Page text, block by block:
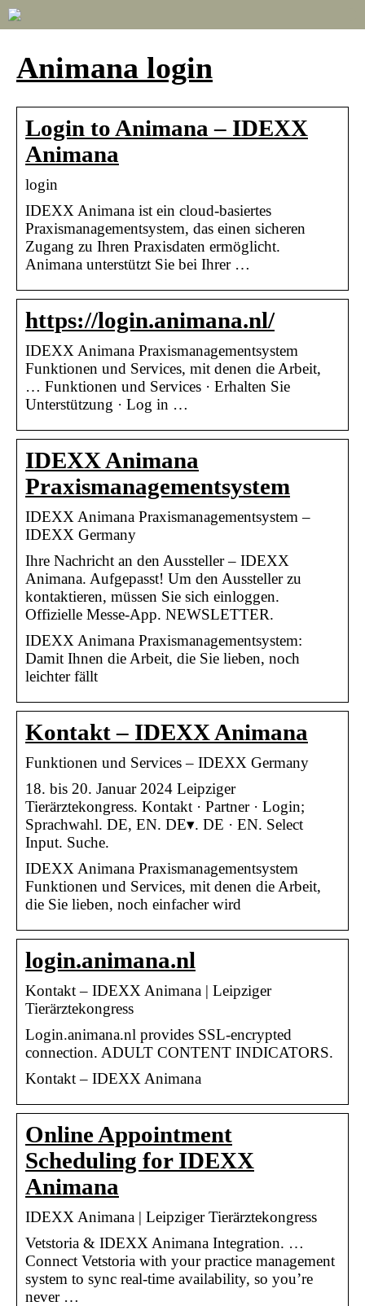
Animana login
Login to Animana – IDEXX
Animana
login
IDEXX Animana ist ein cloud-basiertes
Praxismanagementsystem, das einen sicheren
Zugang zu Ihren Praxisdaten ermöglicht.
Animana unterstützt Sie bei Ihrer …
https://login.animana.nl/
IDEXX Animana Praxismanagementsystem
Funktionen und Services, mit denen die Arbeit,
… Funktionen und Services · Erhalten Sie
Unterstützung · Log in …
IDEXX Animana
Praxismanagementsystem
IDEXX Animana Praxismanagementsystem –
IDEXX Germany
Ihre Nachricht an den Aussteller – IDEXX
Animana. Aufgepasst! Um den Aussteller zu
kontaktieren, müssen Sie sich einloggen.
Offizielle Messe-App. NEWSLETTER.
IDEXX Animana Praxismanagementsystem:
Damit Ihnen die Arbeit, die Sie lieben, noch
leichter fällt
Kontakt – IDEXX Animana
Funktionen und Services – IDEXX Germany
18. bis 20. Januar 2024 Leipziger
Tierärztekongress. Kontakt · Partner · Login;
Sprachwahl. DE, EN. DE▾. DE · EN. Select
Input. Suche.
IDEXX Animana Praxismanagementsystem
Funktionen und Services, mit denen die Arbeit,
die Sie lieben, noch einfacher wird
login.animana.nl
Kontakt – IDEXX Animana | Leipziger
Tierärztekongress
Login.animana.nl provides SSL-encrypted
connection. ADULT CONTENT INDICATORS.
Kontakt – IDEXX Animana
Online Appointment
Scheduling for IDEXX
Animana
IDEXX Animana | Leipziger Tierärztekongress
Vetstoria & IDEXX Animana Integration. …
Connect Vetstoria with your practice management
system to sync real-time availability, so you’re
never …